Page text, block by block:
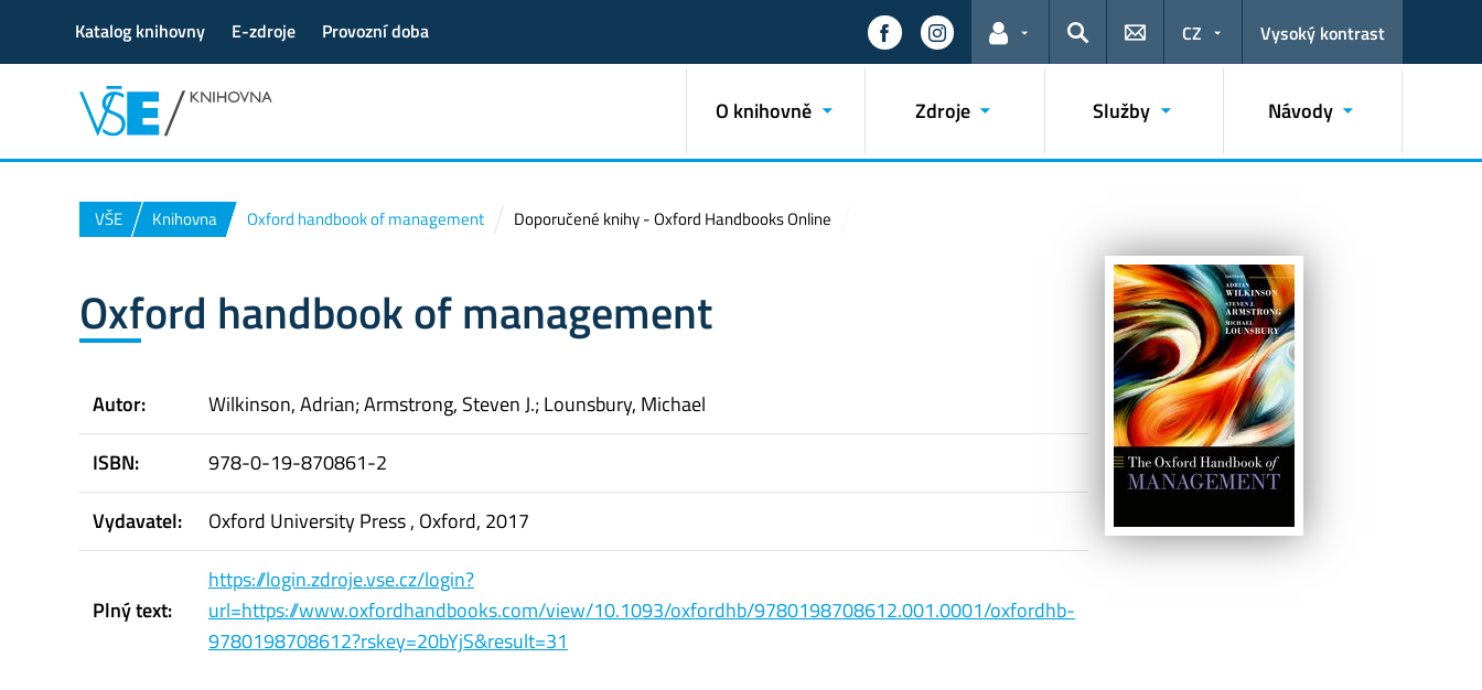
Katalog knihovny E-zdroje Provozní doba
Odkazy pro uživatele
Hledat
CZ Vysoký kontrast
O knihovně Zdroje Služby Návody
VŠE Knihovna Oxford handbook of management Doporučené knihy - Oxford Handbooks Online
Oxford handbook of management
Autor:
Wilkinson, Adrian; Armstrong, Steven J.; Lounsbury, Michael
ISBN:
978-0-19-870861-2
Vydavatel:
Oxford University Press , Oxford, 2017
Plný text:
https://login.zdroje.vse.cz/login?
url=https://www.oxfordhandbooks.com/view/10.1093/oxfordhb/9780198708612.001.0001/oxfordhb-
9780198708612?rskey=20bYjS&result=31